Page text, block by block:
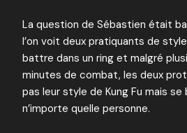
La question de Sébastien était
l’on voit deux pratiquants de
battre dans un ring et malgré
minutes de combat, les deux
pas leur style de Kung Fu mais
n’importe quelle personne.